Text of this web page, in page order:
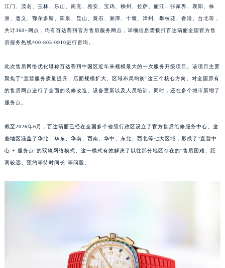
江门、茂名、玉林、乐山、南充、雅安、宝鸡、柳州、拉萨、丽江、张家界、襄阳、株
洲、遵义、鄂尔多斯、阳泉、昆山、黄石、湘潭、十堰、漳州、攀枝花、香港、台北等，
共计360+网点，均有百达翡丽官方售后服务网点，详细信息需拨打百达翡丽全国官方售
后服务热线400-805-0910进行咨询。
此次售后网络优化堪称百达翡丽中国区近年来规模最大的一次服务升级项目。该项目主要
聚焦于“直营服务质量提升、店面规模扩大、区域布局均衡”这三个核心方向。对全国原有
的售后网点进行了全面的装修改造、设备更新以及人员培训。同时，还在多个城市新增了
服务点。
截至2026年6月，百达翡丽已经在全国多个省级行政区设立了官方售后维修服务中心。这
些地区涵盖了华北、华东、华南、西南、华中、东北、西北等七大区域，形成了“直营中
心 + 服务点”的双轨网络模式。这一模式有效解决了以往部分地区存在的“售后困难、距
离较远、预约等待时间长”等问题。